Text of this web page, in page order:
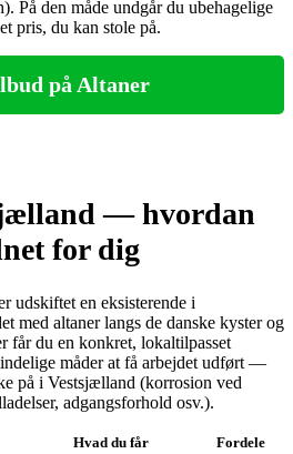
På den måde undgår du ubehagelige
pris, du kan stole på.
på Altaner
— hvordan
for dig
udskiftet en eksisterende i
med altaner langs de danske kyster og
får du en konkret, lokaltilpasset
måder at få arbejdet udført —
på i Vestsjælland (korrosion ved
adgangsforhold osv.).
Hvad du får Fordele